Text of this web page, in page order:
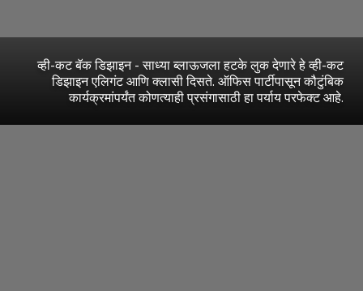
व्ही-कट बॅक डिझाइन - साध्या ब्लाऊजला हटके लुक देणारे हे व्ही-कट
डिझाइन एलिगंट आणि क्लासी दिसते. ऑफिस पार्टीपासून कौटुंबिक
कार्यक्रमांपर्यंत कोणत्याही प्रसंगासाठी हा पर्याय परफेक्ट आहे.